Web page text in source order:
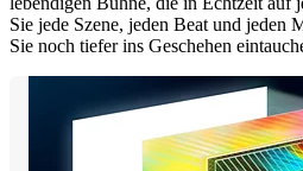
Sie jede Szene, jeden Beat und jeden
Sie noch tiefer ins Geschehen